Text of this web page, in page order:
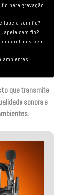
para gravação
lapela sem fio?
lapela sem fio?
microfones sem
ambientes
que transmite
sonora e